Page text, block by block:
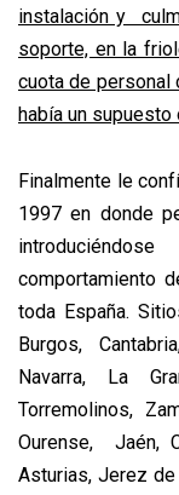
instalación y
soporte, en la
cuota de personal
había un supuesto
Finalmente le
1997 en donde
comportamiento
toda España.
Burgos,
Navarra, La
Torremolinos,
Ourense, Jaén,
Asturias, Jerez de